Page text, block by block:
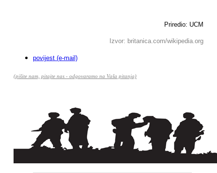
Priredio: UCM
Izvor: britanica.com/wikipedia.org
povijest (e-mail)
(pišite nam, pitajte nas - odgovaramo na Vaša pitanja)